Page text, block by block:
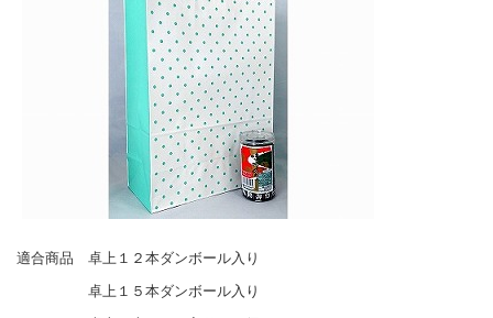
適合商品 卓上１２本ダンボール入り
卓上１５本ダンボール入り